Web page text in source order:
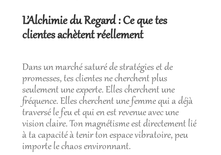
L’Alchimie du Regard : Ce que tes
clientes achètent réellement
Dans un marché saturé de stratégies et de
promesses, tes clientes ne cherchent plus
seulement une experte. Elles cherchent une
fréquence. Elles cherchent une femme qui a déjà
traversé le feu et qui en est revenue avec une
vision claire. Ton magnétisme est directement lié
à ta capacité à tenir ton espace vibratoire, peu
importe le chaos environnant.